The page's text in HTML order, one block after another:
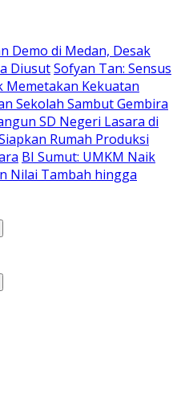
Demo di Medan, Desak
DiusutSofyan Tan: Sensus
Memetakan Kekuatan
Sekolah Sambut Gembira
SD Negeri Lasara di
Rumah Produksi
BI Sumut: UMKM Naik
Nilai Tambah hingga